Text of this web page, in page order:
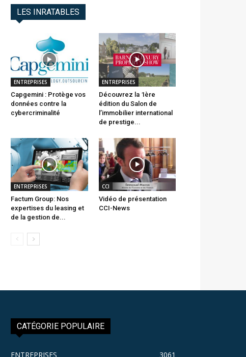
LES INRATABLES
ENTREPRISES
Capgemini : Protège vos
données contre la
cybercriminalité
ENTREPRISES
Découvrez la 1ère
édition du Salon de
l’immobilier international
de prestige...
ENTREPRISES
Factum Group: Nos
expertises du leasing et
de la gestion de...
CCI
Vidéo de présentation
CCI-News
CATÉGORIE POPULAIRE
ENTREPRISES 3061